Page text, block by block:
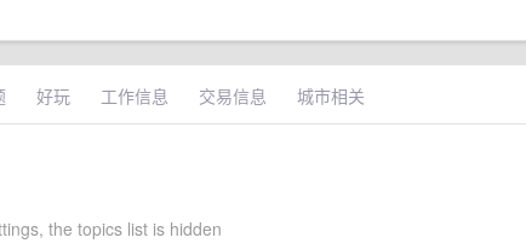
好玩 工作信息 交易信息 城市相关
the topics list is hidden